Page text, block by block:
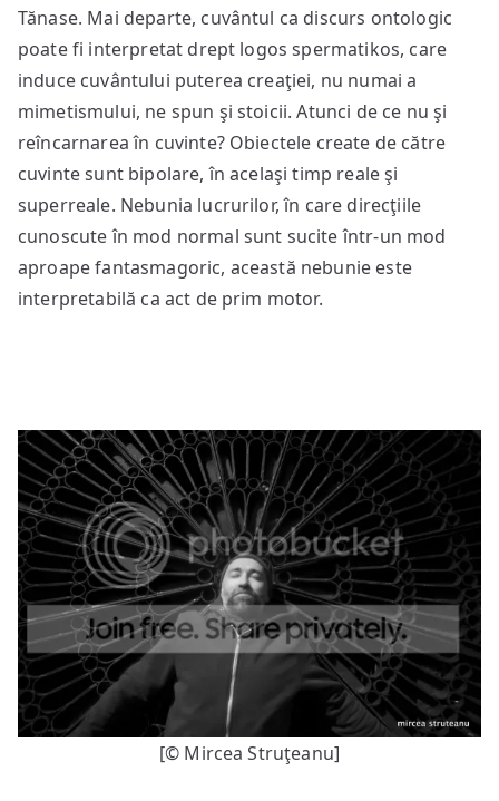
Tănase. Mai departe, cuvântul ca discurs ontologic
poate fi interpretat drept logos spermatikos, care
induce cuvântului puterea creaţiei, nu numai a
mimetismului, ne spun şi stoicii. Atunci de ce nu şi
reîncarnarea în cuvinte? Obiectele create de către
cuvinte sunt bipolare, în acelaşi timp reale şi
superreale. Nebunia lucrurilor, în care direcţiile
cunoscute în mod normal sunt sucite într-un mod
aproape fantasmagoric, această nebunie este
interpretabilă ca act de prim motor.
[© Mircea Struţeanu]